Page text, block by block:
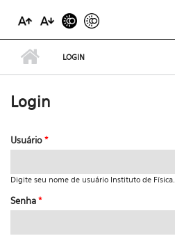
LOGIN
Login
Usuário*
Digite seu nome de usuário Instituto de Física.
Senha*